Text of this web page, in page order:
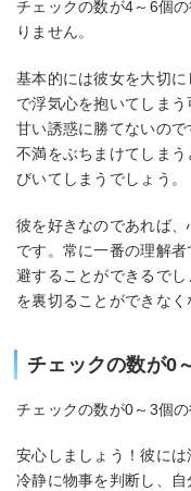
チェックの数が4～6個
りません。
基本的には彼女を大切
で浮気心を抱いてしまう
甘い誘惑に勝てないので
不満をぶちまけてしま
びいてしまうでしょう。
彼を好きなのであれば
です。常に一番の理解
避することができるで
を裏切ることができなく
チェックの数が0
チェックの数が0～3個
安心しましょう！彼に
冷静に物事を判断し、